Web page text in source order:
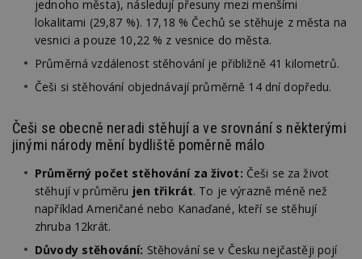
jednoho města), následují přesuny mezi menšími
lokalitami (29,87 %). 17,18 % Čechů se stěhuje z města na
vesnici a pouze 10,22 % z vesnice do města.
Průměrná vzdálenost stěhování je přibližně 41 kilometrů.
Češi si stěhování objednávají průměrně 14 dní dopředu.
Češi se obecně neradi stěhují a ve srovnání s některými
jinými národy mění bydliště poměrně málo
Průměrný počet stěhování za život: Češi se za život
stěhují v průměru jen třikrát. To je výrazně méně než
například Američané nebo Kanaďané, kteří se stěhují
zhruba 12krát.
Důvody stěhování: Stěhování se v Česku nejčastěji pojí